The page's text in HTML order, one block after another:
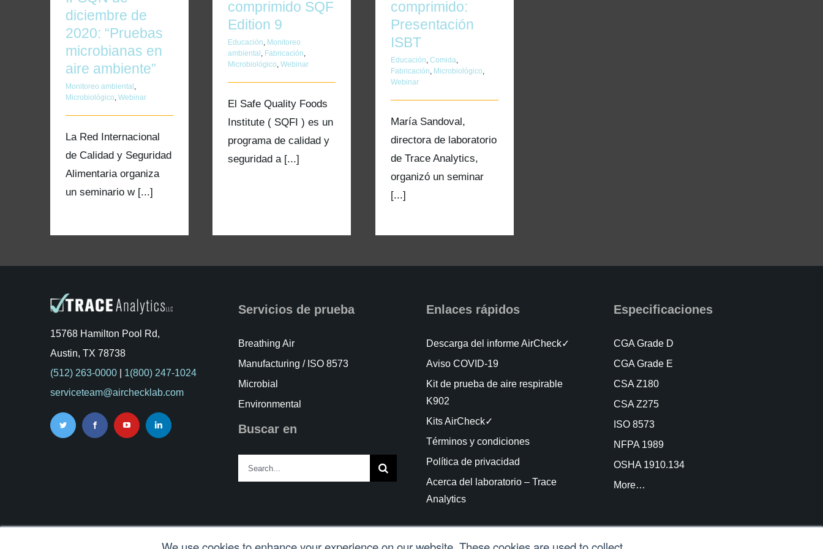
diciembre de
2020: “Pruebas
microbianas en
aire ambiente”
Monitoreo ambiental ,
Microbiológico, Webinar
La Red Internacional
de Calidad y Seguridad
Alimentaria organiza
un seminario w [...]
comprimido SQF
Edition 9
Educación, Monitoreo
ambiental , Fabricación,
Microbiológico, Webinar
El Safe Quality Foods
Institute ( SQFI ) es un
programa de calidad y
seguridad a [...]
comprimido:
Presentación
ISBT
Educación, Comida,
Fabricación, Microbiológico,
Webinar
María Sandoval,
directora de laboratorio
de Trace Analytics,
organizó un seminar
[...]
15768 Hamilton Pool Rd,
Austin, TX 78738
(512) 263-0000| 1(800) 247-1024
serviceteam@airchecklab.com
Servicios de prueba
Breathing Air
Manufacturing / ISO 8573
Microbial
Environmental
Buscar en
Search
for:
Enlaces rápidos
Descarga del informe AirCheck✓
Aviso COVID-19
Kit de prueba de aire respirable
K902
Kits AirCheck✓
Términos y condiciones
Política de privacidad
Acerca del laboratorio – Trace
Analytics
Especificaciones
CGA Grade D
CGA Grade E
CSA Z180
CSA Z275
ISO 8573
NFPA 1989
OSHA 1910.134
More…